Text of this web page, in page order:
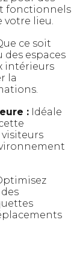
fonctionnels
votre lieu.
ce soit
des espaces
intérieurs
la
: Idéale